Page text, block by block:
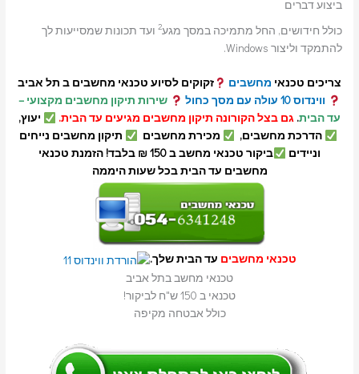
ביצוע דברים
כולל חידושים, החל מתמיכה במסך מגע2 ועד תכונות שמסייעות לך
להתמקד וליצור Windows.
צריכים טכנאי מחשבים
זקוקים לסיוע טכנאי מחשבים ב תל אביב
ווינדוס 10 עולה עם מסך כחול
שירות תיקון מחשבים מקצועי –
עד הבית.גם בצל הקורונה תיקון מחשבים מגיעים עד הבית.
יעוץ,
הדרכת מחשבים,
מכירת מחשבים
תיקון מחשבים נייחים
וניידים
ביקור טכנאי מחשב ב 150 ₪ בלבד! הזמנת טכנאי
מחשבים עד הבית בכל שעות היממה
טכנאי מחשבים עד הבית שלך.
טכנאי מחשב בתל אביב
טכנאי ב 150 ש"ח לביקור!
כולל אבטחה מקיפה